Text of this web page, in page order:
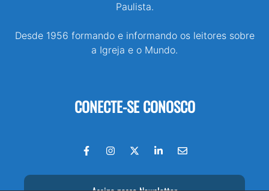
Paulista.
Desde 1956 formando e informando os leitores sobre
a Igreja e o Mundo.
CONECTE-SE CONOSCO